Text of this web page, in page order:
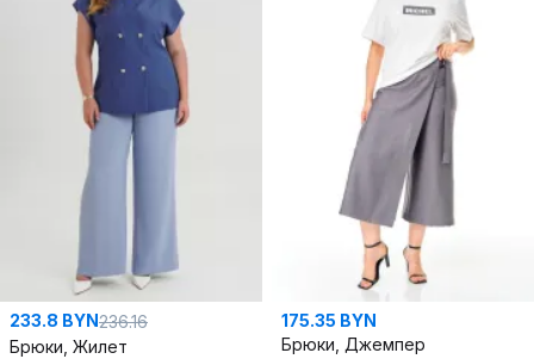
233.8 BYN236.16
Брюки, Жилет
175.35 BYN
Брюки, Джемпер